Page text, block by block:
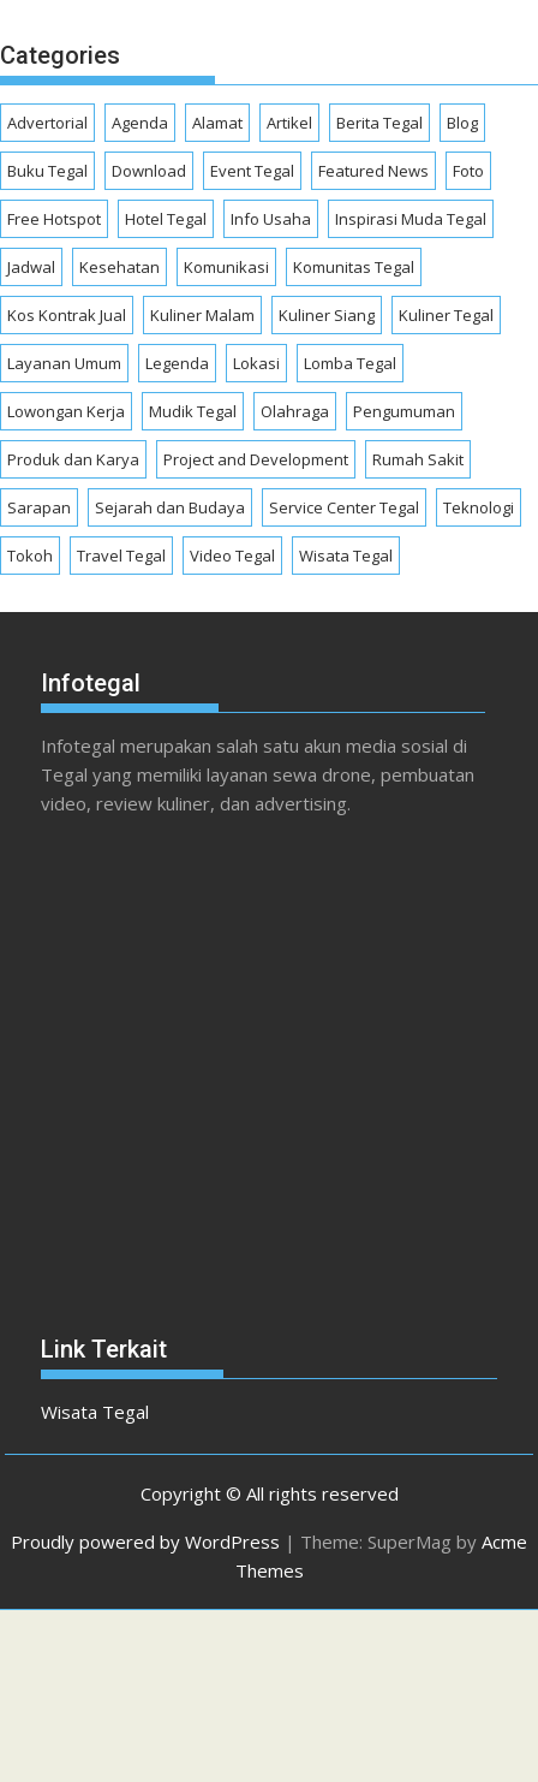
Categories
Advertorial Agenda Alamat Artikel Berita Tegal Blog
Buku Tegal Download Event Tegal Featured News Foto
Free Hotspot Hotel Tegal Info Usaha Inspirasi Muda Tegal
Jadwal Kesehatan Komunikasi Komunitas Tegal
Kos Kontrak Jual Kuliner Malam Kuliner Siang Kuliner Tegal
Layanan Umum Legenda Lokasi Lomba Tegal
Lowongan Kerja Mudik Tegal Olahraga Pengumuman
Produk dan Karya Project and Development Rumah Sakit
Sarapan Sejarah dan Budaya Service Center Tegal Teknologi
Tokoh Travel Tegal Video Tegal Wisata Tegal
Infotegal
Infotegal merupakan salah satu akun media sosial di
Tegal yang memiliki layanan sewa drone, pembuatan
video, review kuliner, dan advertising.
Link Terkait
Wisata Tegal
Copyright © All rights reserved
Proudly powered by WordPress | Theme: SuperMag by Acme
Themes